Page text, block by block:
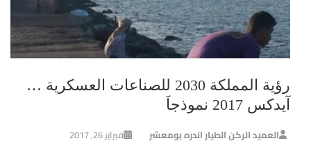
‏رؤية المملكة 2030 للصناعات العسكرية …
آيدكس 2017 نموذجاَ
العميد الركن الطيار اندره بومعشر فبراير 26, 2017